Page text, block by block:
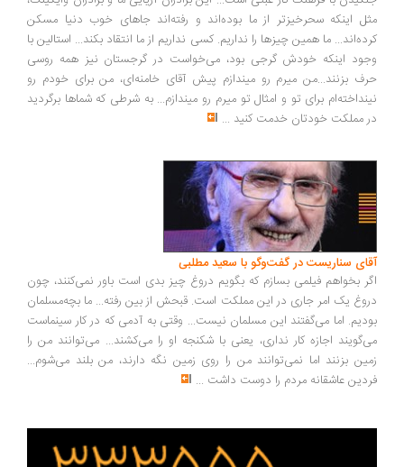
اینکه سحرخیزتر از ما بوده‌اند و رفته‌اند جاهای خوب دنیا مسکن
ما همین چیزها را نداریم. کسی نداریم از ما انتقاد بکند... استالین با
اینکه خودش گرجی بود، می‌خواست در گرجستان نیز همه روسی
بزنند...من میرم رو میندازم پیش آقای خامنه‌ای، من برای خودم رو
برای تو و امثال تو میرم رو میندازم... به شرطی که شماها برگردید
مملکت خودتان خدمت کنید...
سناریست در گفت‌وگو با سعید مطلبی
بخواهم فیلمی بسازم که بگویم دروغ چیز بدی است باور نمی‌کنند، چون
یک امر جاری در این مملکت است. قبحش از بین رفته... ما بچه‌مسلمان
اما می‌گفتند این مسلمان نیست... وقتی به آدمی که در کار سینماست
اجازه کار نداری، یعنی با شکنجه او را می‌کشند... می‌توانند من را
بزنند اما نمی‌توانند من را روی زمین نگه دارند، من بلند می‌شوم...
عاشقانه مردم را دوست داشت ...